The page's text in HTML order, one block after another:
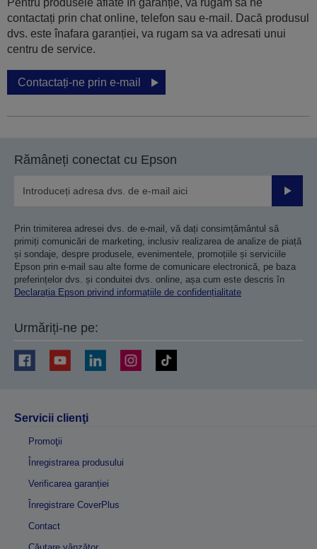
Pentru produsele aflate în garanție, vă rugăm să ne
contactați prin chat online, telefon sau e-mail. Dacă produsul
dvs. este înafara garanției, va rugam sa va adresati unui
centru de service.
Contactați-ne prin e-mail
Rămâneți conectat cu Epson
Prin trimiterea adresei dvs. de e-mail, vă dați consimțământul să
primiți comunicări de marketing, inclusiv realizarea de analize de piață
și sondaje, despre produsele, evenimentele, promoțiile și serviciile
Epson prin e-mail sau alte forme de comunicare electronică, pe baza
preferințelor dvs. și conduitei dvs. online, așa cum este descris în
Declarația Epson privind informațiile de confidențialitate
Urmăriți-ne pe:
Servicii clienţi
Promoţii
Înregistrarea produsului
Verificarea garanției
Înregistrare CoverPlus
Contact